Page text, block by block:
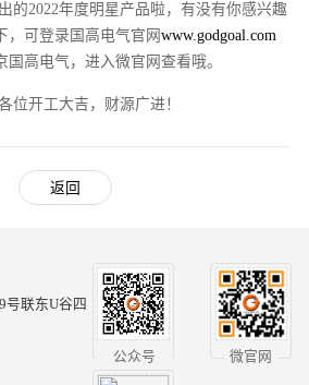
的2022年度明星产品啦，有没有你感兴趣
，可登录国高电气官网www.godgoal.com
高电气，进入微官网查看哦。
位开工大吉，财源广进！
返回
号联东U谷四
公众号 微官网